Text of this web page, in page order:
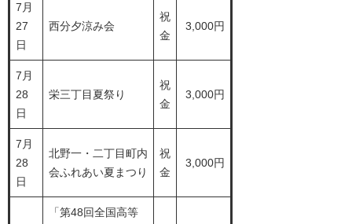
7月
27
日
西分夕涼み会
祝
金
3,000円
7月
28
日
栄三丁目夏祭り
祝
金
3,000円
7月
28
日
北野一・二丁目町内
会ふれあい夏まつり
祝
金
3,000円
「第48回全国高等